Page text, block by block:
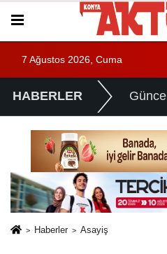
7 Ağustos 2026, Cuma
HABERLER Güncel
Haberler Asayiş